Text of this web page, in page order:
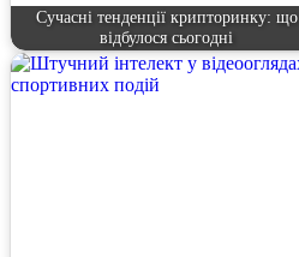
Сучасні тенденції крипторинку: що
відбулося сьогодні